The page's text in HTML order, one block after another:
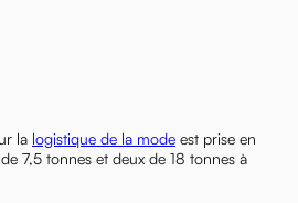
la logistique de la mode est prise en
7,5 tonnes et deux de 18 tonnes à